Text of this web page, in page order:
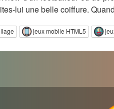
lui une belle coiffure.
jeux mobile HTML5